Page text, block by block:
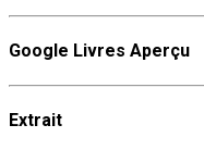
Google Livres Aperçu
Extrait